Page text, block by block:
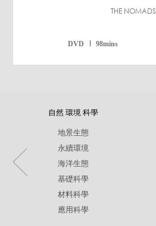
THE NOMADS
DVD 98mins
自然 環境 科學
地景生態
永續環境
海洋生態
基礎科學
材料科學
應用科學